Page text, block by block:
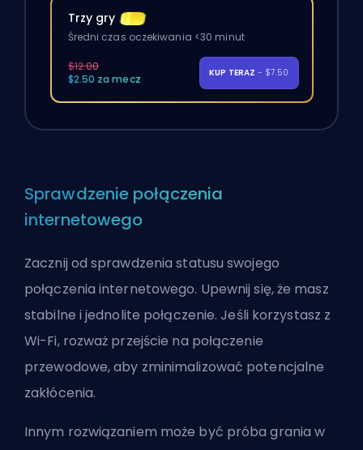
Trzy gry
Średni czas oczekiwania <30 minut
$12.00
$2.50 za mecz
KUP TERAZ - $7.50
Sprawdzenie połączenia
internetowego
Zacznij od sprawdzenia statusu swojego
połączenia internetowego. Upewnij się, że masz
stabilne i jednolite połączenie. Jeśli korzystasz z
Wi-Fi, rozważ przejście na połączenie
przewodowe, aby zminimalizować potencjalne
zakłócenia.
Innym rozwiązaniem może być próba grania w